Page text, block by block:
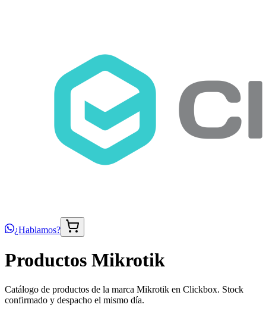
¿Hablamos?
Productos Mikrotik
Catálogo de productos de la marca Mikrotik en Clickbox. Stock
confirmado y despacho el mismo día.